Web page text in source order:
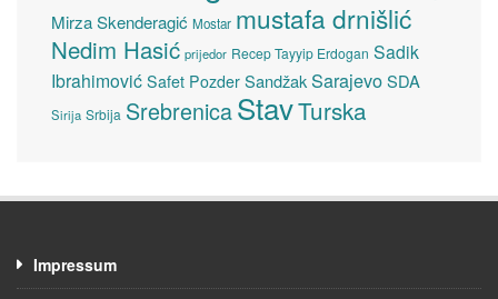
Mirza Skenderagić Mostar mustafa drnišlić
Nedim Hasić prijedor Recep Tayyip Erdogan Sadik
Ibrahimović Safet Pozder SandžakSarajevoSDA
Sirija Srbija SrebrenicaStavTurska
Impressum